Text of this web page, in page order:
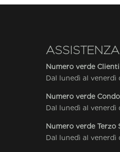
Numero verde Clienti
Dal lunedì al
Numero verde
Dal lunedì al venerdì
Numero verde Terzo
Dal lunedì al venerdì